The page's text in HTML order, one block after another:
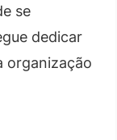
se
dedicar
organização